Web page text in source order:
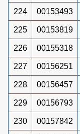
224 00153493
225 00153819
226 00155318
227 00156251
228 00156457
229 00156793
230 00157842